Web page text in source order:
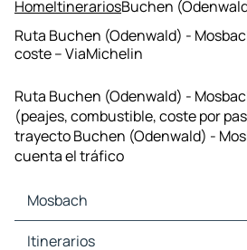
HomeItinerariosBuchen
Ruta Buchen (Odenwald) -
coste – ViaMichelin
Ruta Buchen (Odenwald) -
(peajes, combustible, coste por
trayecto Buchen (Odenwald) -
cuenta el tráfico
Mosbach
Mosbach Mapas Planos
Itinerarios